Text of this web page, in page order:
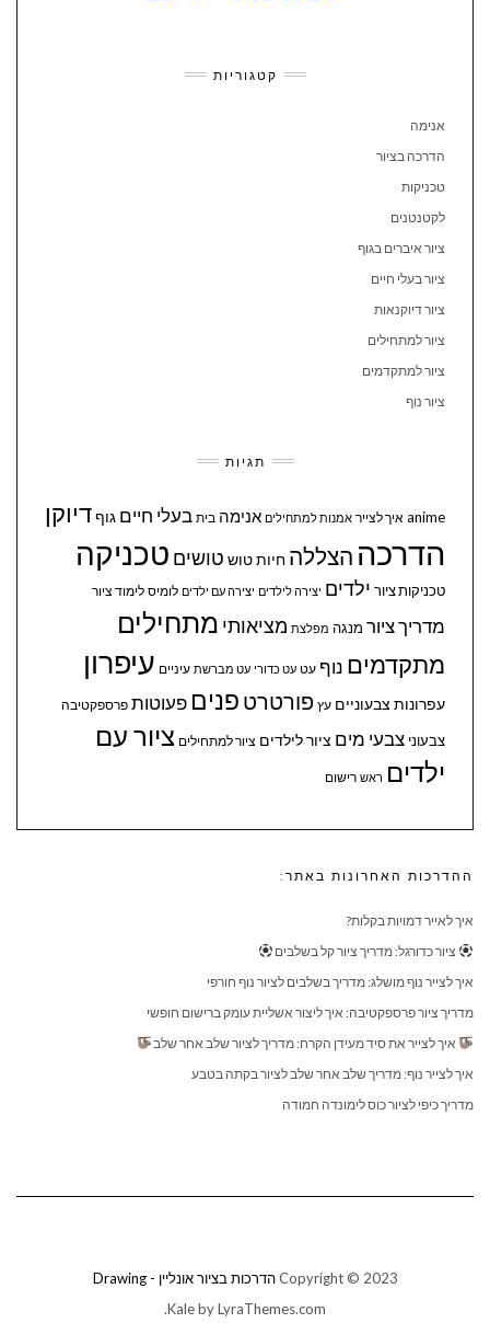
קטגוריות
אנימה
הדרכה בציור
טכניקות
לקטנטנים
ציור איברים בגוף
ציור בעלי חיים
ציור דיוקנאות
ציור למתחילים
ציור למתקדמים
ציור נוף
תגיות
anime איך לצייר אמנות למתחילים אנימה בית בעלי חיים גוףדיוקן
הדרכה הצללה חיותטוש טושים טכניקה
טכניקות ציור ילדים יצירה לילדים יצירה עם ילדים לומיס לימוד ציור
מדריך ציור מנגה מפלצת מציאותי מתחילים
מתקדמים נוף עט עט כדורי עט מברשת עיניים עיפרון
עפרונות צבעוניים עץ פורטרט פנים פעוטות פרספקטיבה
צבעוני צבעי מים ציור לילדים ציור למתחילים ציור עם
ילדים ראש רישום
ההדרכות האחרונות באתר:
איך לאייר דמויות בקלות?
ציור כדורגל: מדריך ציור קל בשלבים
איך לצייר נוף מושלג: מדריך בשלבים לציור נוף חורפי
מדריך ציור פרספקטיבה: איך ליצור אשליית עומק ברישום חופשי
איך לצייר את סיד מעידן הקרח: מדריך לציור שלב אחר שלב
איך לצייר נוף: מדריך שלב אחר שלב לציור בקתה בטבע
מדריך כיפי לציור כוס לימונדה חמודה
Copyright © 2023 הדרכות בציור אונליין - Drawing
Kaleby LyraThemes.com.